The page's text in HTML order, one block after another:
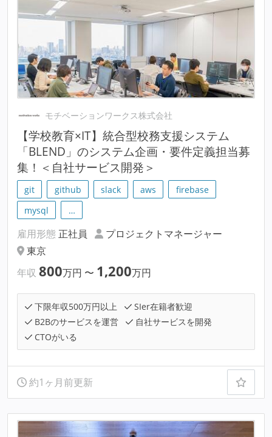
モチベーションワークス株式会社
【学校教育×IT】統合型校務支援システム
「BLEND」のシステム企画・要件定義担当募
集！＜自社サービス開発＞
git github slack aws
firebase
mysql
…
雇用形態 正社員
プロジェクトマネージャー
東京
年収 800万円 〜 1,200万円
下限年収500万円以上
SIer在籍者歓迎
B2Bのサービスを運営
自社サービスを開発
CTOがいる
約1ヶ月前更新